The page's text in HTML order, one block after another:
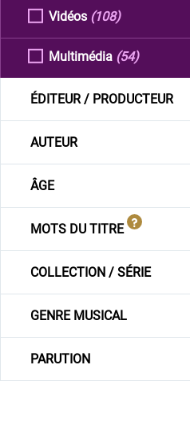
Vidéos (108)
Multimédia (54)
ÉDITEUR / PRODUCTEUR
AUTEUR
ÂGE
MOTS DU TITRE
COLLECTION / SÉRIE
GENRE MUSICAL
PARUTION